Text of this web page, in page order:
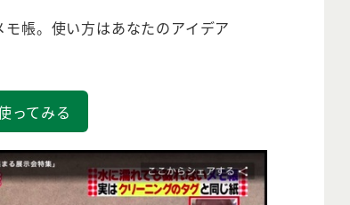
帳。使い方はあなたのアイデア
ってみる